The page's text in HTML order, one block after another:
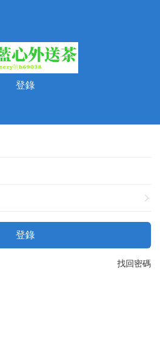
登錄
登錄
找回密碼